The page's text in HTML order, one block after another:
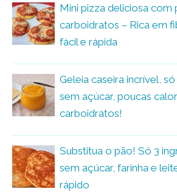
Mini pizza deliciosa com
carboidratos – Rica em
fácil e rápida
Geleia caseira incrível,
sem açúcar, poucas
carboidratos!
Substitua o pão! Só 3
sem açúcar, farinha e
rápido